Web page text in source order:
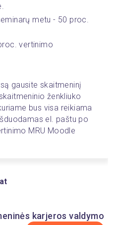
metu - 50 proc.
vertinimo
gausite skaitmeninį
ženkliuko
bus visa reikiama
el. paštu po
MRU Moodle
karjeros valdymo